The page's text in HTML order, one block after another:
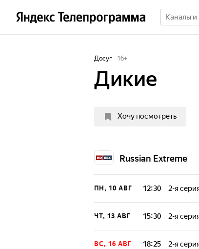
Досуг 16+
Дикие
Хочу посмотреть
Russian Extreme
ПН, 10 АВГ 12:30 2-я
ЧТ, 13 АВГ 15:30 2-я
ВС, 16 АВГ 18:25 2-я